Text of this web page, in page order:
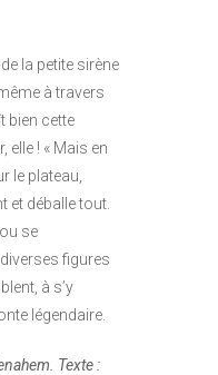
la petite sirène
à travers
bien cette
elle ! « Mais en
le plateau,
et déballe tout.
se
figures
à s’y
légendaire.
Texte :